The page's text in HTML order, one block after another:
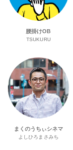
腰掛けOB
TSUKURU
まくのうちぃシネマ
よしひろまさみち